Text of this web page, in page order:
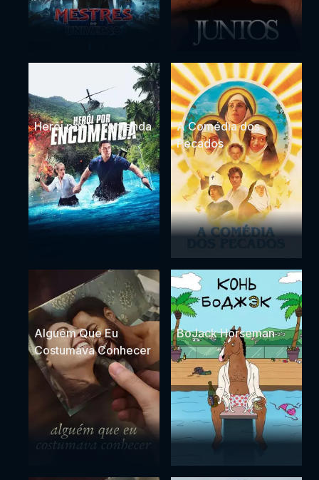
Herói por Encomenda
A Comédia dos
Pecados
Alguém Que Eu
Costumava Conhecer
BoJack Horseman